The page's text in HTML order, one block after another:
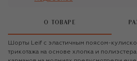
О ТОВАРЕ
Шорты Leif с эластичным поясом-
трикотажа на основе хлопка и